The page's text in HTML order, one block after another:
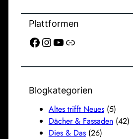
Plattformen
Facebook Instagram YouTube Link
Blogkategorien
Altes trifft Neues(5)
Dächer & Fassaden(42)
Dies & Das(26)